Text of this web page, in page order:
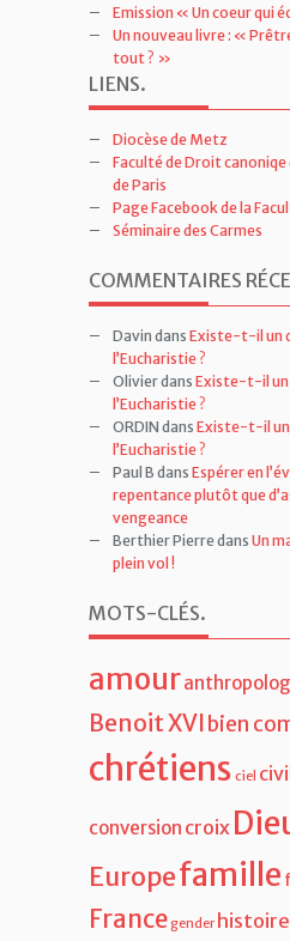
Emission « Un coeur qui
Un nouveau livre : «
tout ? »
LIENS.
Diocèse de Metz
Faculté de Droit
de Paris
Page Facebook de la
Séminaire des Carmes
COMMENTAIRES
Davin dans Existe-t-il un
l’Eucharistie ?
Olivierdans Existe-t-il un
l’Eucharistie ?
ORDIN dans Existe-t-il
l’Eucharistie ?
Paul B dans Espérer en
repentance plutôt que
vengeance
Berthier Pierredans Un
plein vol !
MOTS-CLÉS.
amour
Benoit XVIbien
chrétiens ciel
conversion croix
Europefamille
Francegender histoire